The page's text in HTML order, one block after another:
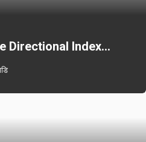
Directional Index…